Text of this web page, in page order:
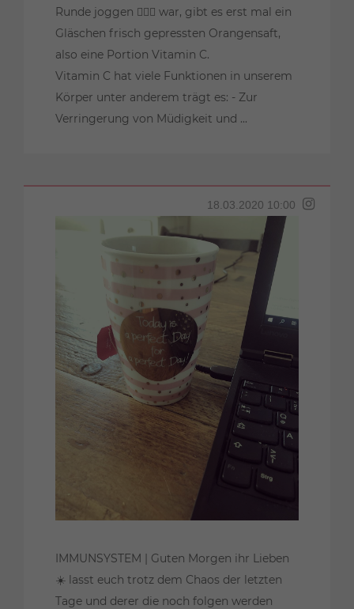
Runde joggen 🏃🏼‍♀️ war, gibt es erst mal ein
Gläschen frisch gepressten Orangensaft,
also eine Portion Vitamin C.
Vitamin C hat viele Funktionen in unserem
Körper unter anderem trägt es: - Zur
Verringerung von Müdigkeit und ...
18.03.2020 10:00
IMMUNSYSTEM | Guten Morgen ihr Lieben
☀️ lasst euch trotz dem Chaos der letzten
Tage und derer die noch folgen werden